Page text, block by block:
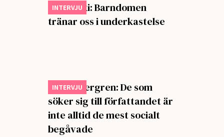
INTERVJU
Silas Aliki: Barndomen
tränar oss i underkastelse
INTERVJU
Klas Östergren: De som
söker sig till författandet är
inte alltid de mest socialt
begåvade